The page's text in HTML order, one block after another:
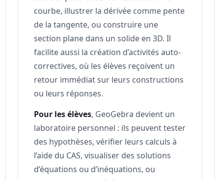
courbe, illustrer la dérivée comme pente
de la tangente, ou construire une
section plane dans un solide en 3D. Il
facilite aussi la création d’activités auto-
correctives, où les élèves reçoivent un
retour immédiat sur leurs constructions
ou leurs réponses.
Pour les élèves, GeoGebra devient un
laboratoire personnel : ils peuvent tester
des hypothèses, vérifier leurs calculs à
l’aide du CAS, visualiser des solutions
d’équations ou d’inéquations, ou